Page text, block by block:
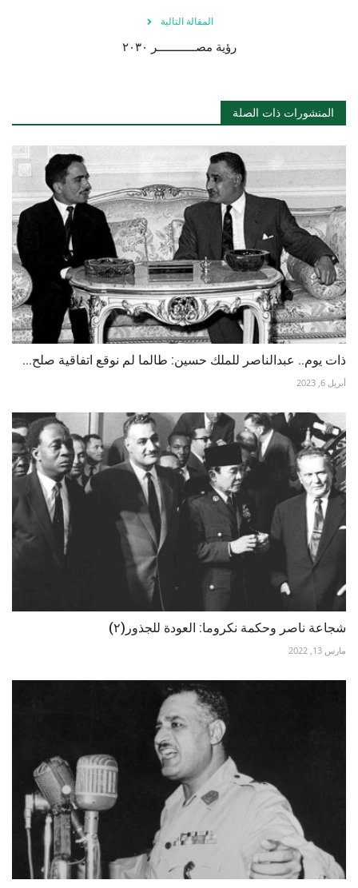
المقالة التالية
رؤية مصــــــــــــر ٢٠٣٠
المنشورات ذات الصلة
ذات يوم.. عبدالناصر للملك حسين: طالما لم نوقع اتفاقية صلح...
أبريل 6, 2023
شجاعة ناصر وحكمة نكروما: العودة للجذور(٢)
مارس 13, 2022